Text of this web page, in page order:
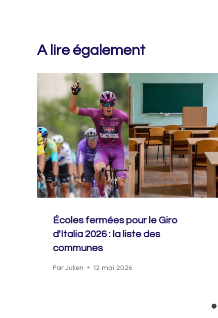
A lire également
Écoles fermées pour le Giro
d'Italia 2026 : la liste des
communes
ParJulien 12 mai 2026